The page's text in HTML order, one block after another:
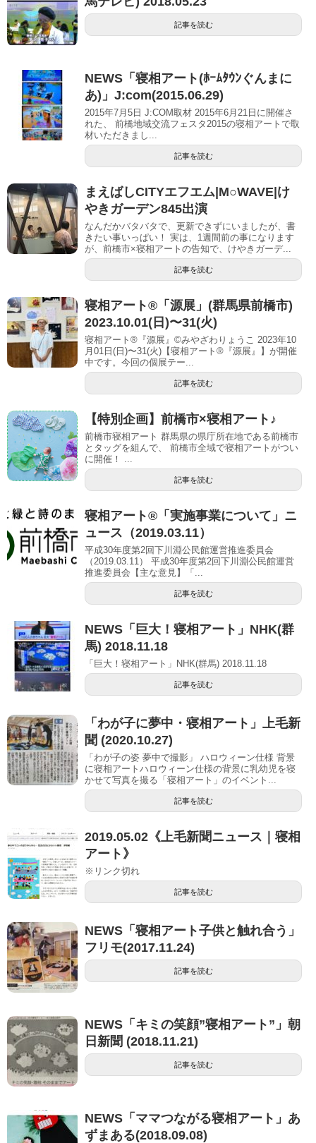
記事を読む
NEWS「寝相アート(ﾎｰﾑﾀｳﾝぐんまに
あ)」J:com(2015.06.29)
2015年7月5日 J:COM取材 2015年6月21日に開催さ
れた、 前橋地域交流フェスタ2015の寝相アートで取
材いただきまし...
記事を読む
まえばしCITYエフエム|M○WAVE|け
やきガーデン845出演
なんだかバタバタで、更新できずにいましたが、書
きたい事いっぱい！ 実は、1週間前の事になります
が、前橋市×寝相アートの告知で、けやきガーデ...
記事を読む
寝相アート®「源展」(群馬県前橋市)
2023.10.01(日)〜31(火)
寝相アート®『源展』©︎みやざわりょうこ 2023年10
月01日(日)〜31(火)【寝相アート®︎『源展』】が開催
中です。今回の個展テー...
記事を読む
【特別企画】前橋市×寝相アート♪
前橋市寝相アート 群馬県の県庁所在地である前橋市
とタッグを組んで、 前橋市全域で寝相アートがつい
に開催！ ...
記事を読む
寝相アート®「実施事業について」ニ
ュース（2019.03.11）
平成30年度第2回下川淵公民館運営推進委員会
（2019.03.11） 平成30年度第2回下川淵公民館運営
推進委員会【主な意見】「...
記事を読む
NEWS「巨大！寝相アート」NHK(群
馬) 2018.11.18
「巨大！寝相アート」NHK(群馬) 2018.11.18
記事を読む
「わが子に夢中・寝相アート」上毛新
聞 (2020.10.27)
「わが子の姿 夢中で撮影」 ハロウィーン仕様 背景
に寝相アートハロウィーン仕様の背景に乳幼児を寝
かせて写真を撮る「寝相アート」のイベント...
記事を読む
2019.05.02《上毛新聞ニュース｜寝相
アート》
※リンク切れ
記事を読む
NEWS「寝相アート子供と触れ合う」
フリモ(2017.11.24)
記事を読む
NEWS「キミの笑顔”寝相アート”」朝
日新聞 (2018.11.21)
記事を読む
NEWS「ママつながる寝相アート」あ
ずまある(2018.09.08)